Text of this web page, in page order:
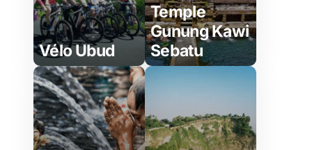
Vélo Ubud
Temple
Gunung Kawi
Sebatu